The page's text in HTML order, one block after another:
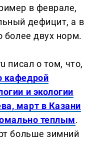
в феврале,
дефицит, а в
более двух норм.
писал о том, что,
кафедрой
и экологии
март в Казани
теплым.
больше зимний